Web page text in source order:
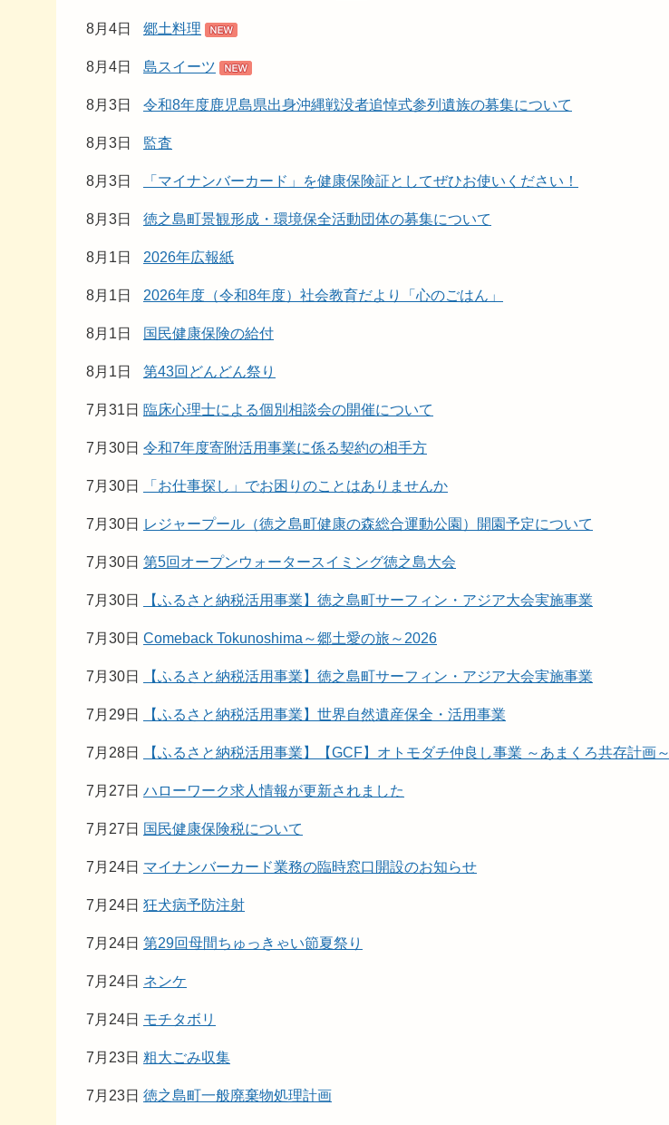
8月4日 郷土料理
8月4日 島スイーツ
8月3日 令和8年度鹿児島県出身沖縄戦没者追悼式参列遺族の募集について
8月3日 監査
8月3日 「マイナンバーカード」を健康保険証としてぜひお使いください！
8月3日 徳之島町景観形成・環境保全活動団体の募集について
8月1日 2026年広報紙
8月1日 2026年度（令和8年度）社会教育だより「心のごはん」
8月1日 国民健康保険の給付
8月1日 第43回どんどん祭り
7月31日 臨床心理士による個別相談会の開催について
7月30日 令和7年度寄附活用事業に係る契約の相手方
7月30日 「お仕事探し」でお困りのことはありませんか
7月30日 レジャープール（徳之島町健康の森総合運動公園）開園予定について
7月30日 第5回オープンウォータースイミング徳之島大会
7月30日 【ふるさと納税活用事業】徳之島町サーフィン・アジア大会実施事業
7月30日 Comeback Tokunoshima～郷土愛の旅～2026
7月30日 【ふるさと納税活用事業】徳之島町サーフィン・アジア大会実施事業
7月29日 【ふるさと納税活用事業】世界自然遺産保全・活用事業
7月28日 【ふるさと納税活用事業】【GCF】オトモダチ仲良し事業 ～あまくろ共存計画～
7月27日 ハローワーク求人情報が更新されました
7月27日 国民健康保険税について
7月24日 マイナンバーカード業務の臨時窓口開設のお知らせ
7月24日 狂犬病予防注射
7月24日 第29回母間ちゅっきゃい節夏祭り
7月24日 ネンケ
7月24日 モチタボリ
7月23日 粗大ごみ収集
7月23日 徳之島町一般廃棄物処理計画